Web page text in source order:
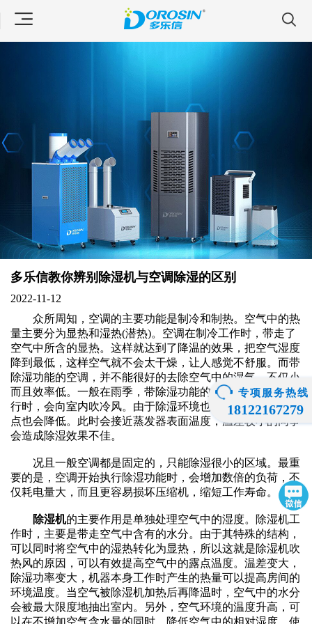
多乐信教你辨别除湿机与空调除湿的区别
2022-11-12
众所周知，空调的主要功能是制冷和制热。空气中的热
量主要分为显热和湿热(潜热)。空调在制冷工作时，带走了
空气中所含的显热。这样就达到了降温的效果，把空气湿度
降到最低，这样空气就不会太干燥，让人感觉不舒服。而带
除湿功能的空调，并不能很好的去除空气中的湿气，不仅小
而且效率低。一般在雨季，带除湿功能的空调在20度左右运
行时，会向室内吹冷风。由于除湿环境也会降温，空气的露
点也会降低。此时会接近蒸发器表面温度，温差较小的同事
会造成除湿效果不佳。
况且一般空调都是固定的，只能除湿很小的区域。最重
要的是，空调开始执行除湿功能时，会增加数倍的负荷，不
仅耗电量大，而且更容易损坏压缩机，缩短工作寿命。
除湿机的主要作用是单独处理空气中的湿度。除湿机工
作时，主要是带走空气中含有的水分。由于其特殊的结构，
可以同时将空气中的湿热转化为显热，所以这就是除湿机吹
热风的原因，可以有效提高空气中的露点温度。温差变大，
除湿功率变大，机器本身工作时产生的热量可以提高房间的
环境温度。当空气被除湿机加热后再降温时，空气中的水分
会被最大限度地抽出室内。另外，空气环境的温度升高，可
以在不增加空气含水量的同时，降低空气中的相对湿度，使
专项服务热线
18122167279